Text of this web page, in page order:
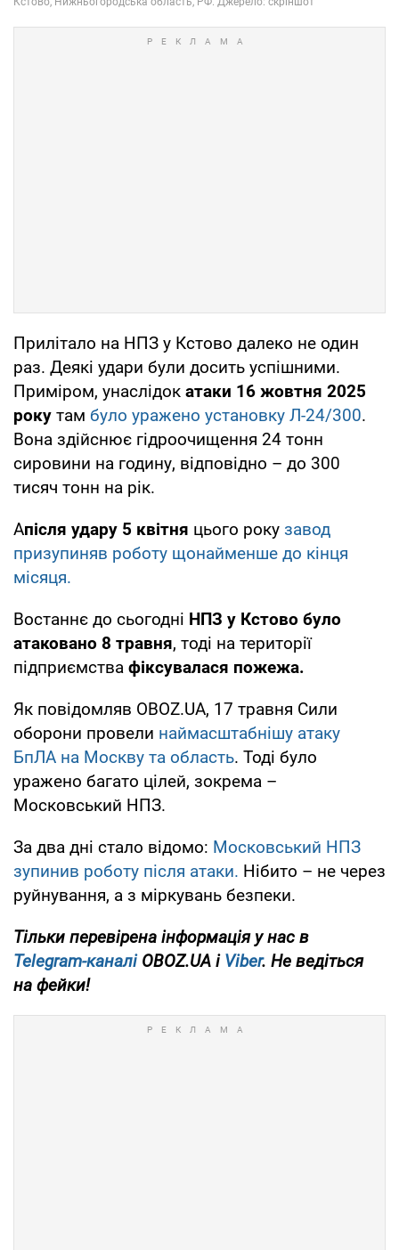
Прилітало на НПЗ у Кстово далеко не один
раз. Деякі удари були досить успішними.
Приміром, унаслідок атаки 16 жовтня 2025
року там було уражено установку Л-24/300.
Вона здійснює гідроочищення 24 тонн
сировини на годину, відповідно – до 300
тисяч тонн на рік.
Апісля удару 5 квітня цього року завод
призупиняв роботу щонайменше до кінця
місяця.
Востаннє до сьогодні НПЗ у Кстово було
атаковано 8 травня, тоді на території
підприємства фіксувалася пожежа.
Як повідомляв OBOZ.UA, 17 травня Сили
оборони провели наймасштабнішу атаку
БпЛА на Москву та область. Тоді було
уражено багато цілей, зокрема –
Московський НПЗ.
За два дні стало відомо: Московський НПЗ
зупинив роботу після атаки. Нібито – не через
руйнування, а з міркувань безпеки.
Тільки перевірена інформація у нас в
Telegram-каналіOBOZ.UA і Viber. Не ведіться
на фейки!